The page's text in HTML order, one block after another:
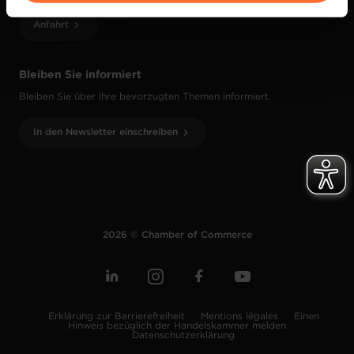
vos données personnelles, vous pouvez consulter notre
Bleiben Sie informiert
Bleiben Sie über Ihre bevorzugten Themen informiert.
In den Newsletter einschreiben
Anfahrt
2026 © Chamber of Commerce
Erklärung zur Barrierefreiheit Mentions légales
Einen
Hinweis bezüglich der Handelskammer melden
Datenschutzerklärung